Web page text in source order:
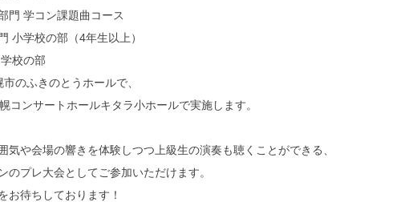
門 学コン課題曲コース
小学校の部（4年生以上）
校の部
のふきのとうホールで、
コンサートホールキタラ小ホールで実施します。
気や会場の響きを体験しつつ上級生の演奏も聴くことができる、
のプレ大会としてご参加いただけます。
お待ちしております！